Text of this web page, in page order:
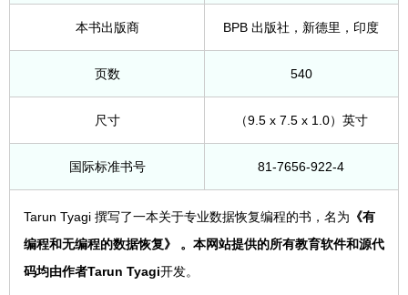
本书出版商 BPB 出版社，新德里，印度
页数 540
尺寸 （9.5 x 7.5 x 1.0）英寸
国际标准书号 81-7656-922-4
Tarun Tyagi 撰写了一本关于专业数据恢复编程的书，名为 《有
编程和无编程的数据恢复》 。本网站提供的所有教育软件和源代
码均由作者Tarun Tyagi开发。